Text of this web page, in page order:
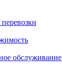
обслуживание